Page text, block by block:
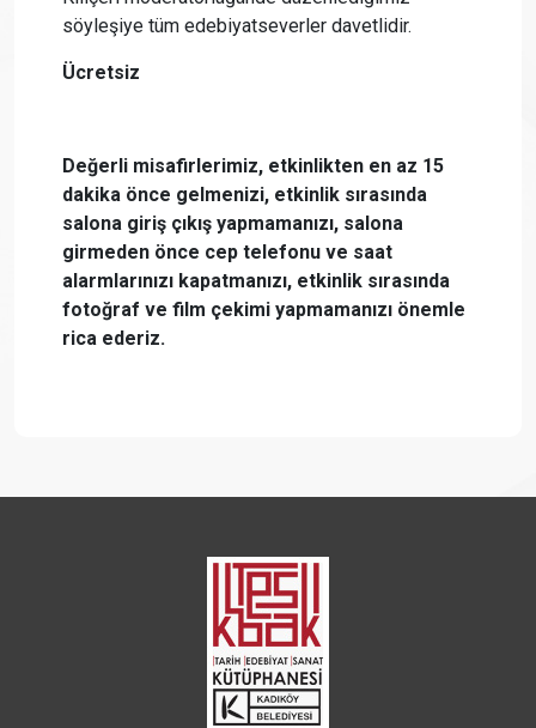
söyleşiye tüm edebiyatseverler davetlidir.
Ücretsiz
Değerli misafirlerimiz, etkinlikten en az 15
dakika önce gelmenizi, etkinlik sırasında
salona giriş çıkış yapmamanızı, salona
girmeden önce cep telefonu ve saat
alarmlarınızı kapatmanızı, etkinlik sırasında
fotoğraf ve film çekimi yapmamanızı önemle
rica ederiz.